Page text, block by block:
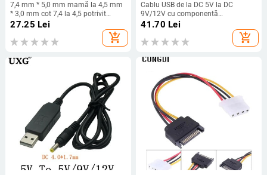
7,4 mm * 5,0 mm mamă la 4,5 mm
* 3,0 mm cot 7,4 la 4,5 potrivit
pentru HP Dell Blue Tips Cablu
adaptor de alimentare Cablu
conector adaptor
27.25 Lei
add_shopping_cart
Cablu USB de la DC 5V la DC
9V/12V cu componentă
transformator Boost Cablu de
creștere a puterii de încărcare USB
Cablu de creștere a convertorului
41.70 Lei
add_shopping_cart